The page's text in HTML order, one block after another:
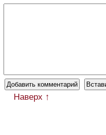
Наверх ↑